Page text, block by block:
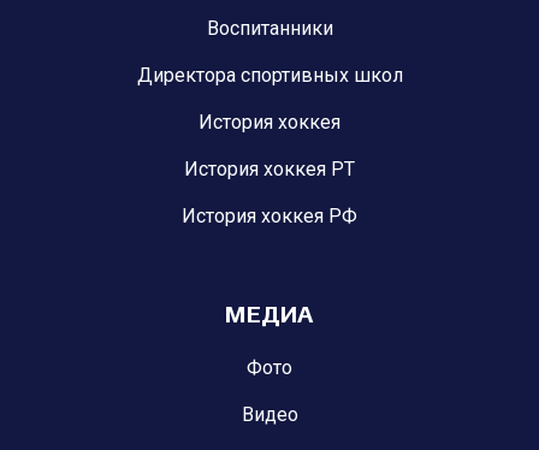
Воспитанники
Директора спортивных школ
История хоккея
История хоккея РТ
История хоккея РФ
МЕДИА
Фото
Видео